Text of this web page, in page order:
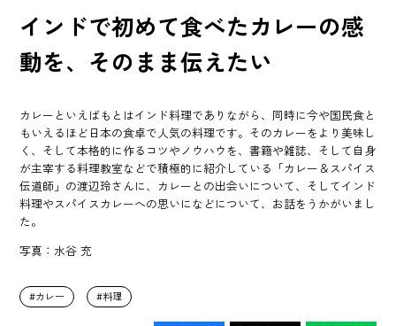
インドで初めて食べたカレーの感
動を、そのまま伝えたい
カレーといえばもとはインド料理でありながら、同時に今や国民食と
もいえるほど日本の食卓で人気の料理です。そのカレーをより美味し
く、そして本格的に作るコツやノウハウを、書籍や雑誌、そして自身
が主宰する料理教室などで積極的に紹介している「カレー＆スパイス
伝道師」の渡辺玲さんに、カレーとの出会いについて、そしてインド
料理やスパイスカレーへの思いになどについて、お話をうかがいまし
た。
写真：水谷 充
カレー 料理